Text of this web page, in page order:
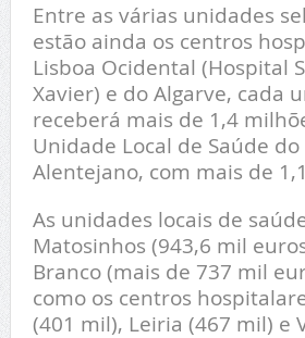
Entre as várias unidades
estão ainda os centros
Lisboa Ocidental (Hospital
Xavier) e do Algarve, cada
receberá mais de 1,4
Unidade Local de Saúde
Alentejano, com mais de
As unidades locais de
Matosinhos (943,6 mil
Branco (mais de 737 mil
como os centros
(401 mil), Leiria (467 mil) e